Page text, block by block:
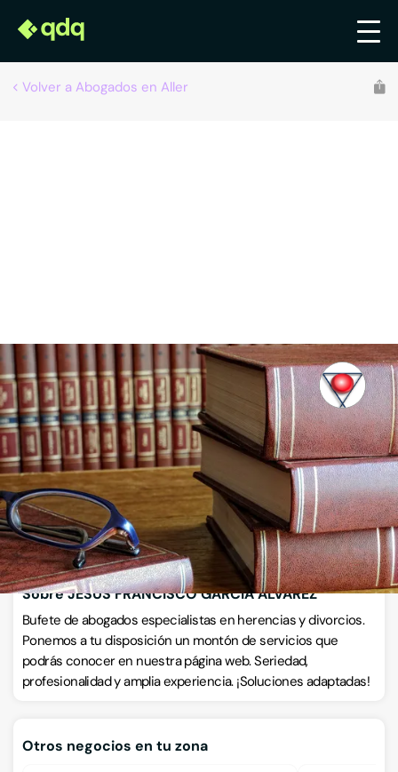
Volver a Abogados en Aller
JESUS FRANCISCO GARCIA ALVAREZ
Abogados
Av. Constitución Nº 26, 1º E, 33670, Moreda, Asturias
VISITAR WEB CÓMO LLEGAR
Llamar ahora
Sobre JESUS FRANCISCO GARCIA ALVAREZ
Bufete de abogados especialistas en herencias y divorcios.
Ponemos a tu disposición un montón de servicios que
podrás conocer en nuestra página web. Seriedad,
profesionalidad y amplia experiencia. ¡Soluciones adaptadas!
Otros negocios en tu zona